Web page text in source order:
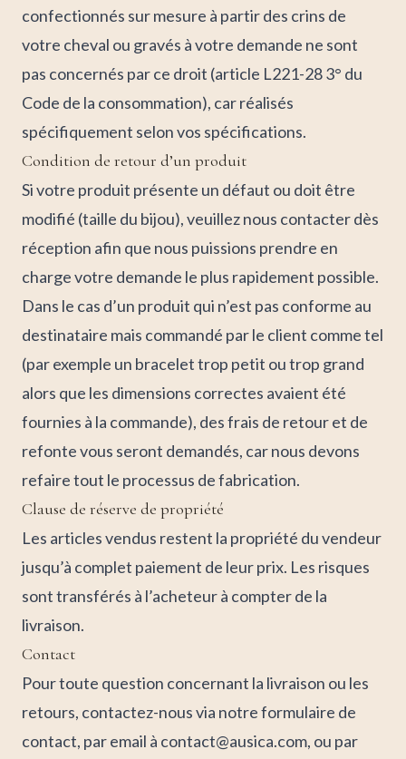
confectionnés sur mesure à partir des crins de
votre cheval ou gravés à votre demande ne sont
pas concernés par ce droit (article L221-28 3° du
Code de la consommation), car réalisés
spécifiquement selon vos spécifications.
Condition de retour d’un produit
Si votre produit présente un défaut ou doit être
modifié (taille du bijou), veuillez nous contacter dès
réception afin que nous puissions prendre en
charge votre demande le plus rapidement possible.
Dans le cas d’un produit qui n’est pas conforme au
destinataire mais commandé par le client comme tel
(par exemple un bracelet trop petit ou trop grand
alors que les dimensions correctes avaient été
fournies à la commande), des frais de retour et de
refonte vous seront demandés, car nous devons
refaire tout le processus de fabrication.
Clause de réserve de propriété
Les articles vendus restent la propriété du vendeur
jusqu’à complet paiement de leur prix. Les risques
sont transférés à l’acheteur à compter de la
livraison.
Contact
Pour toute question concernant la livraison ou les
retours, contactez-nous via notreformulaire de
contact, par email à contact@ausica.com, ou par